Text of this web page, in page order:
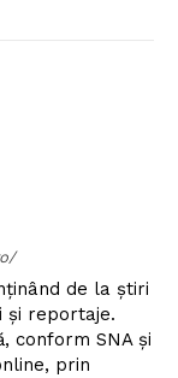
de la ştiri
şi reportaje.
conform SNA şi
prin